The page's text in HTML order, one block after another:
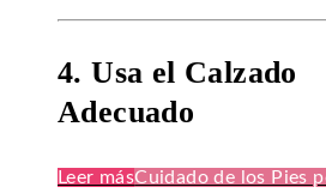
4. Usa el Calzado
Adecuado
Leer másCuidado de los Pies